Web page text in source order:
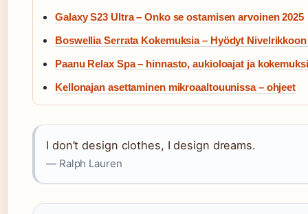
Galaxy S23 Ultra – Onko se ostamisen arvoinen 2025
Boswellia Serrata Kokemuksia – Hyödyt
Paanu Relax Spa – hinnasto, aukioloajat ja
Kellonajan asettaminen mikroaaltouunissa – ohjeet
I don’t design clothes, I design dreams.
— Ralph Lauren